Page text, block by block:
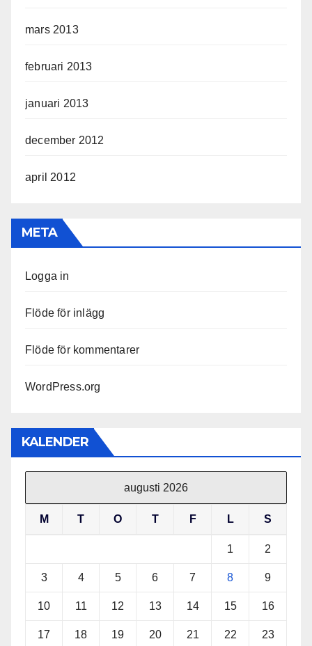
mars 2013
februari 2013
januari 2013
december 2012
april 2012
META
Logga in
Flöde för inlägg
Flöde för kommentarer
WordPress.org
KALENDER
augusti 2026
M T O T F L S
1 2
3 4 5 6 7 8 9
10 11 12 13 14 15 16
17 18 19 20 21 22 23